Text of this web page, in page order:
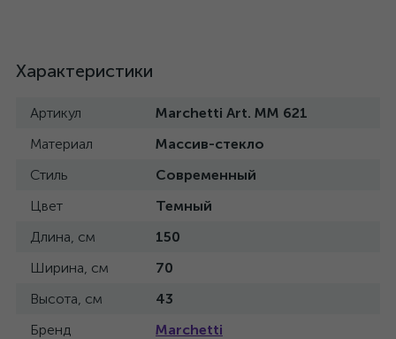
Характеристики
Артикул
Marchetti Art. MM 621
Материал
Массив-стекло
Стиль
Современный
Цвет
Темный
Длина, см
150
Ширина, см
70
Высота, см
43
Бренд
Marchetti